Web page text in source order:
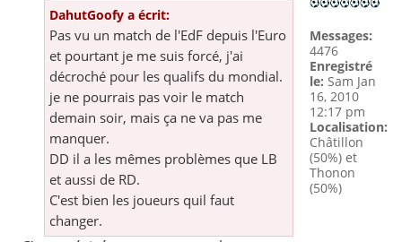
DahutGoofy a écrit:
Pas vu un match de l'EdF depuis l'Euro
et pourtant je me suis forcé, j'ai
décroché pour les qualifs du mondial.
je ne pourrais pas voir le match
demain soir, mais ça ne va pas me
manquer.
DD il a les mêmes problèmes que LB
et aussi de RD.
C'est bien les joueurs quil faut
changer.
Messages:
4476
Enregistré
le: Sam Jan
16, 2010
12:17 pm
Localisation:
Châtillon
(50%) et
Thonon
(50%)